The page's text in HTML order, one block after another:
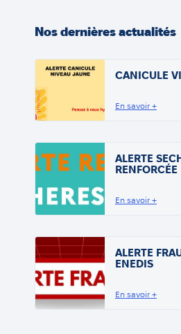
Nos dernières actualités
CANICULE
En savoir +
ALERTE
RENFORCÉE
En savoir +
ALERTE
ENEDIS
En savoir +